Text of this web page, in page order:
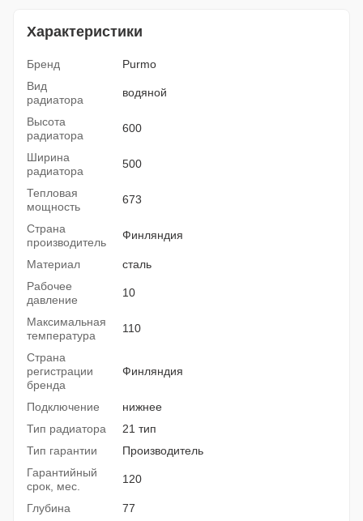
Характеристики
Бренд
Purmo
Вид
радиатора
водяной
Высота
радиатора
600
Ширина
радиатора
500
Тепловая
мощность
673
Страна
производитель
Финляндия
Материал
сталь
Рабочее
давление
10
Максимальная
температура
110
Страна
регистрации
бренда
Финляндия
Подключение
нижнее
Тип радиатора
21 тип
Тип гарантии
Производитель
Гарантийный
срок, мес.
120
Глубина 77